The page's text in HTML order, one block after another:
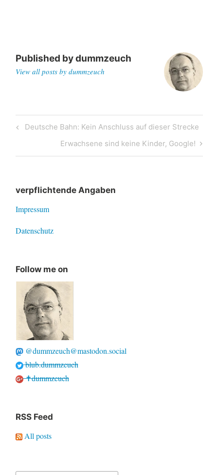
Published bydummzeuch
View all posts by dummzeuch
Post
navigation
Previous
Deutsche Bahn: Kein Anschluss auf dieser Strecke
Next
Post
Erwachsene sind keine Kinder, Google!
verpflichtende Angaben
Impressum
Datenschutz
Follow me on
@dummzeuch@mastodon.social
blub.dummzeuch
✝dummzeuch
RSS Feed
All posts